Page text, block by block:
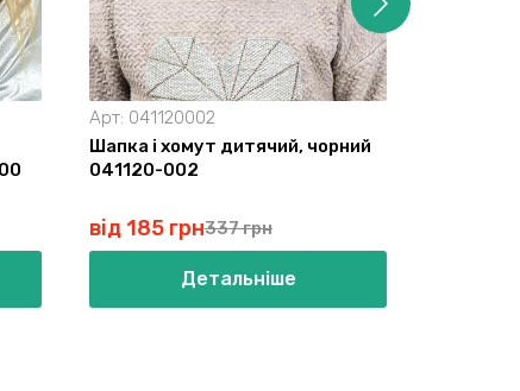
Арт: 041120002
Шапка і хомут дитячий, чорний
041120-002
від 185 грн337 грн
Детальніше